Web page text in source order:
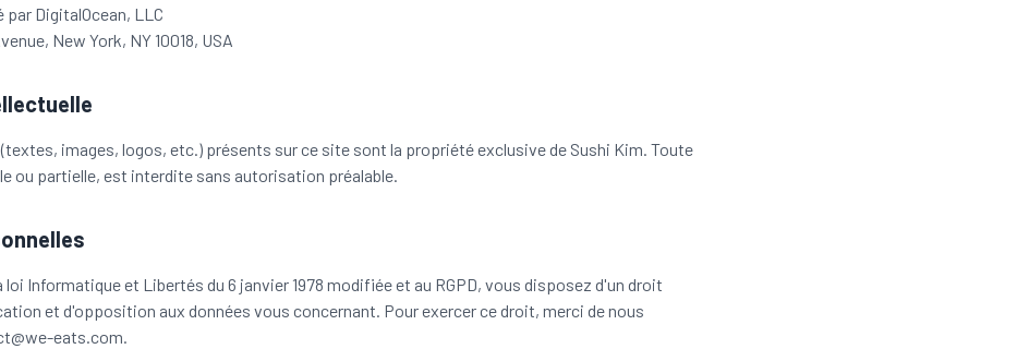
par DigitalOcean, LLC
New York, NY 10018, USA
images, logos, etc.) présents sur ce site sont la propriété exclusive de Sushi Kim. Toute
ou partielle, est interdite sans autorisation préalable.
loi Informatique et Libertés du 6 janvier 1978 modifiée et au RGPD, vous disposez d'un droit
et d'opposition aux données vous concernant. Pour exercer ce droit, merci de nous
eats.com.